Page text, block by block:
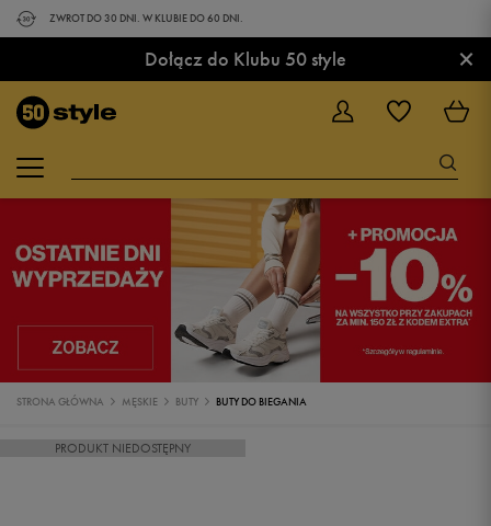
ZWROT DO 30 DNI. W KLUBIE DO 60 DNI.
Dołącz do Klubu 50 style ×
STRONA GŁÓWNA MĘSKIE BUTY BUTY DO BIEGANIA
PRODUKT NIEDOSTĘPNY